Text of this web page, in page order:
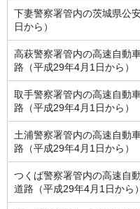
下妻警察署管内の茨城県公
日から）
高萩警察署管内の高速自動
路（平成29年4月1日から）
取手警察署管内の高速自動
路（平成29年4月1日から）
土浦警察署管内の高速自動
路（平成29年4月1日から）
つくば警察署管内の高速自
道路（平成29年4月1日から）